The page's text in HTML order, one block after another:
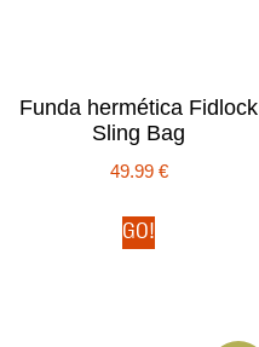
Funda hermética Fidlock
Sling Bag
49.99 €
GO!